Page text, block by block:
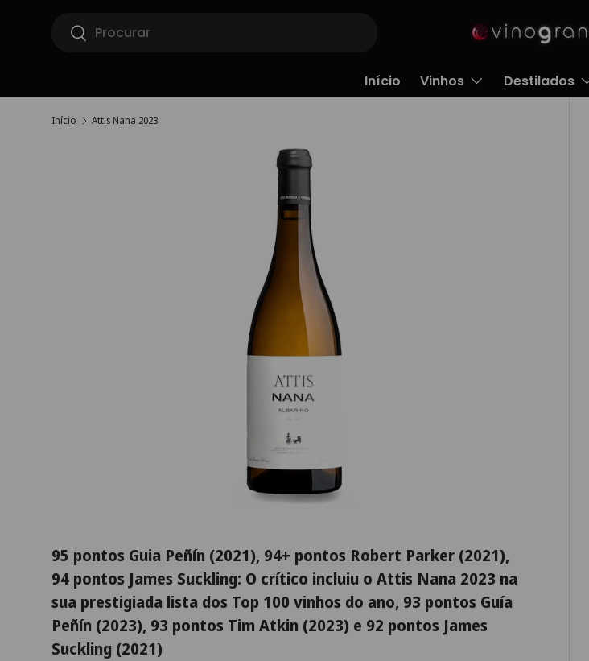
Ir para o conteúdo
Pesquisar
Pesquisar
Início Vinhos Destilados
Início Attis Nana 2023
95 pontos Guia Peñín (2021), 94+ pontos Robert Parker (2021),
94 pontos James Suckling: O crítico incluiu o Attis Nana 2023 na
sua prestigiada lista dos Top 100 vinhos do ano, 93 pontos Guía
Peñín (2023), 93 pontos Tim Atkin (2023) e 92 pontos James
Suckling (2021)